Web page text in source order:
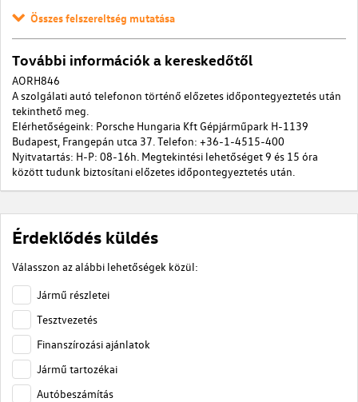
Összes felszereltség mutatása
További információk a kereskedőtől
AORH846
A szolgálati autó telefonon történő előzetes időpontegyeztetés után
tekinthető meg.
Elérhetőségeink: Porsche Hungaria Kft Gépjárműpark H-1139
Budapest, Frangepán utca 37. Telefon: +36-1-4515-400
Nyitvatartás: H-P: 08-16h. Megtekintési lehetőséget 9 és 15 óra
között tudunk biztosítani előzetes időpontegyeztetés után.
Érdeklődés küldés
Válasszon az alábbi lehetőségek közül:
Jármű részletei
Tesztvezetés
Finanszírozási ajánlatok
Jármű tartozékai
Autóbeszámítás